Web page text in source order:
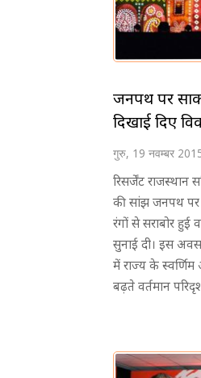
जनपथ पर
दिखाई दिए
गुरु, 19 नवम्बर
रिसर्जेंट राजस्थान
की सांझ जनपथ पर
रंगों से सराबोर
सुनाई दी। इस
में राज्य के
बढ़ते वर्तमान